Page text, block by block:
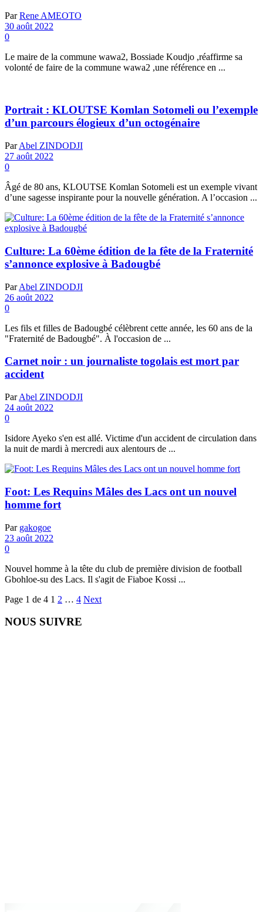
Par Rene AMEOTO
30 août 2022
0
Le maire de la commune wawa2, Bossiade Koudjo ,réaffirme sa
volonté de faire de la commune wawa2 ,une référence en ...
Portrait : KLOUTSE Komlan Sotomeli ou l’exemple
d’un parcours élogieux d’un octogénaire
Par Abel ZINDODJI
27 août 2022
0
Âgé de 80 ans, KLOUTSE Komlan Sotomeli est un exemple vivant
d’une sagesse inspirante pour la nouvelle génération. A l’occasion ...
Culture: La 60ème édition de la fête de la Fraternité
s’annonce explosive à Badougbé
Par Abel ZINDODJI
26 août 2022
0
Les fils et filles de Badougbé célèbrent cette année, les 60 ans de la
"Fraternité de Badougbé". À l'occasion de ...
Carnet noir : un journaliste togolais est mort par
accident
Par Abel ZINDODJI
24 août 2022
0
Isidore Ayeko s'en est allé. Victime d'un accident de circulation dans
la nuit de mardi à mercredi aux alentours de ...
Foot: Les Requins Mâles des Lacs ont un nouvel
homme fort
Par gakogoe
23 août 2022
0
Nouvel homme à la tête du club de première division de football
Gbohloe-su des Lacs. Il s'agit de Fiaboe Kossi ...
Page 1 de 4 1 2 … 4 Next
NOUS SUIVRE